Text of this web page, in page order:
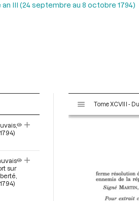
III (24 septembre au 8 octobre 1794)
sur
s
Tome XCVIII -